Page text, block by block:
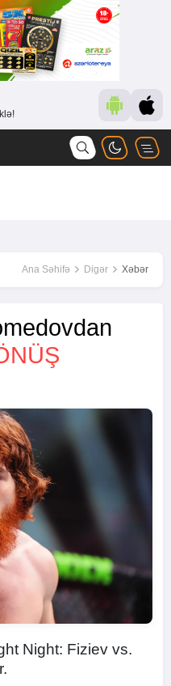
Ana Səhifə Digər Xəbər
Night: Fiziev vs.